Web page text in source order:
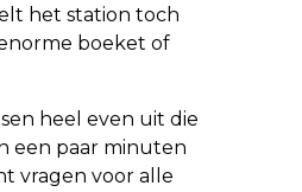
het station toch
boeket of
heel even uit die
een paar minuten
vragen voor alle